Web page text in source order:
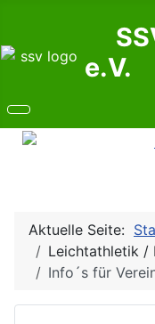
e.V.
Aktuelle Seite:
Leichtathletik /
Info´s für